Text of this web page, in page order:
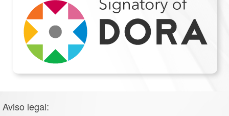
Aviso legal: